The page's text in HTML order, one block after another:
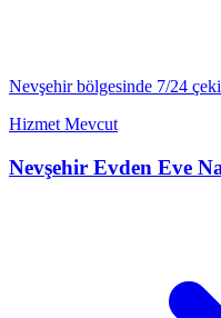
Nevşehirbölgesinde 7/24
Hizmet Mevcut
Nevşehir Evden Eve